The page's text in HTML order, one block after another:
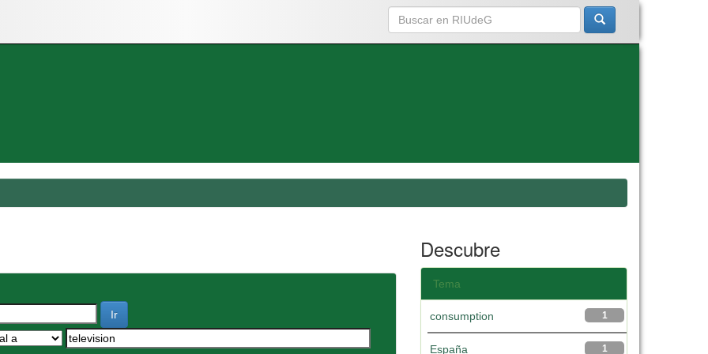
Descubre
Tema
1
consumption
1
España